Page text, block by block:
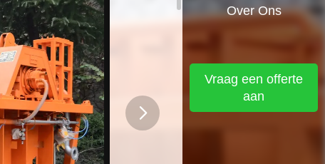
Over Ons
Vraag een offerte
aan